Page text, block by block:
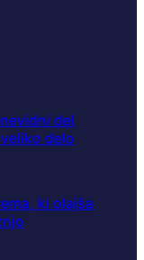
del
delo
ki olajša